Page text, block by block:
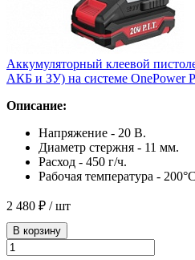
Аккумуляторный клеевой
АКБ и ЗУ) на системе OnePower
Описание:
Напряжение - 20 В.
Диаметр стержня - 11 мм.
Расход - 450 г/ч.
Рабочая температура - 200°C
2 480 ₽ / шт
В корзину